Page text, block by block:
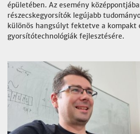
épületében. Az esemény
részecskegyorsítók legújabb
különös hangsúlyt fektetve a kompakt
gyorsítótechnológiák fejlesztésére.